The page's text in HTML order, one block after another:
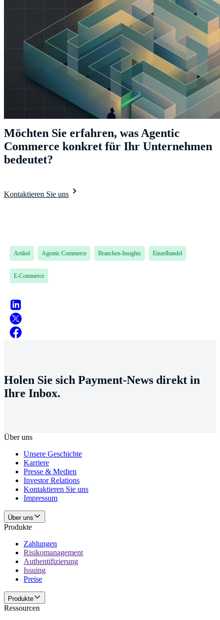
Möchten Sie erfahren, was Agentic
Commerce konkret für Ihr Unternehmen
bedeutet?
Kontaktieren Sie uns
Artikel Agentic Commerce Branchen-Insights Einzelhandel
E-Commerce
Holen Sie sich Payment-News direkt in
Ihre Inbox.
Über uns
Unsere Geschichte
Karriere
Presse & Medien
Investor Relations
Kontaktieren Sie uns
Impressum
Über uns
Produkte
Zahlungen
Risikomanagement
Authentifizierung
Issuing
Preise
Produkte
Ressourcen